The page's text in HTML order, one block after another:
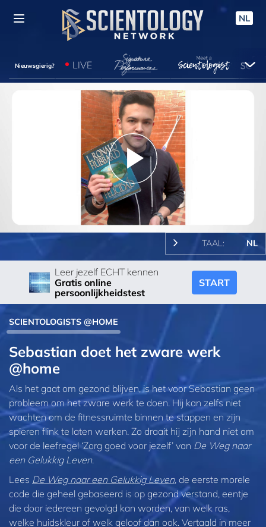
NL
Nieuwsgierig? LIVE
Play
Video
TAAL: NL
Leer jezelf ECHT kennen
Gratis online
persoonlijkheidstest
START
SCIENTOLOGISTS @HOME
Sebastian doet het zware werk
@home
Als het gaat om gezond blijven, is het voor Sebastian geen
probleem om het zware werk te doen. Hij kan zelfs niet
wachten om de fitnessruimte binnen te stappen en zijn
spieren flink te laten werken. Zo draait hij zijn hand niet om
voor de leefregel ‘Zorg goed voor jezelf’ van De Weg naar
een Gelukkig Leven.
Lees De Weg naar een Gelukkig Leven, de eerste morele
code die geheel gebaseerd is op gezond verstand, eentje
die door iedereen gevolgd kan worden, van welk ras,
welke huidskleur of welk geloof dan ook. Vertaald in meer